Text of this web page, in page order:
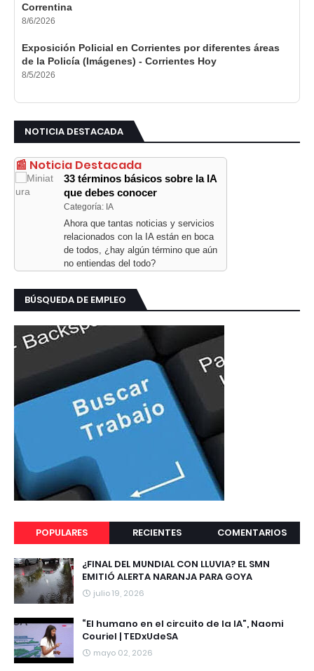
Correntina
8/6/2026
Exposición Policial en Corrientes por diferentes áreas
de la Policía (Imágenes) - Corrientes Hoy
8/5/2026
NOTICIA DESTACADA
📰 Noticia Destacada
33 términos básicos sobre la IA
que debes conocer
Categoría: IA
Ahora que tantas noticias y servicios
relacionados con la IA están en boca
de todos, ¿hay algún término que aún
no entiendas del todo?
BÚSQUEDA DE EMPLEO
POPULARES RECIENTES COMENTARIOS
¿FINAL DEL MUNDIAL CON LLUVIA? EL SMN
EMITIÓ ALERTA NARANJA PARA GOYA
julio 19, 2026
“El humano en el circuito de la IA”, Naomi
Couriel | TEDxUdeSA
mayo 02, 2026